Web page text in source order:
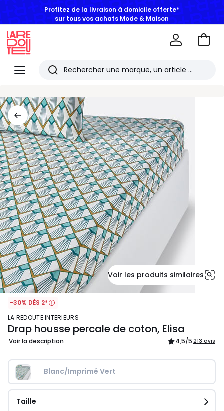
Profitez de la livraison à domicile offerte*
sur tous vos achats Mode & Maison
Menu
Redoute
Rechercher
derniers
articles
consultés
Aller
Voir les produits similaires
-30% DÈS 2*
LA REDOUTE INTERIEURS
Drap housse percale de coton, Elisa
Voir la description 4,5/5 213 avis
Blanc/Imprimé Vert
Taille